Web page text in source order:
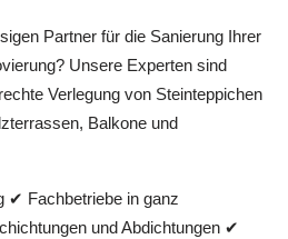
Partner für die Sanierung Ihrer
Unsere Experten sind
Verlegung von Steinteppichen
Balkone und
✔ Fachbetriebe in ganz
und Abdichtungen ✔